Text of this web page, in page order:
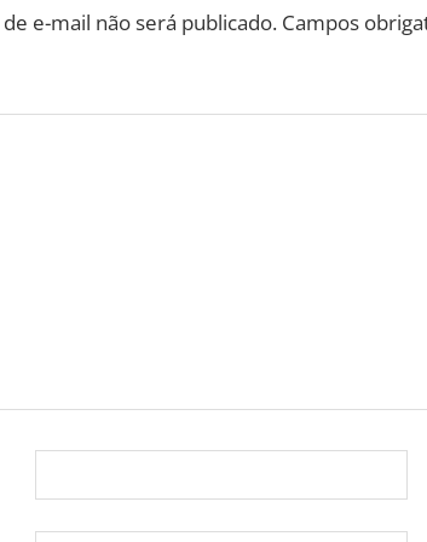
e-mail não será publicado. Campos